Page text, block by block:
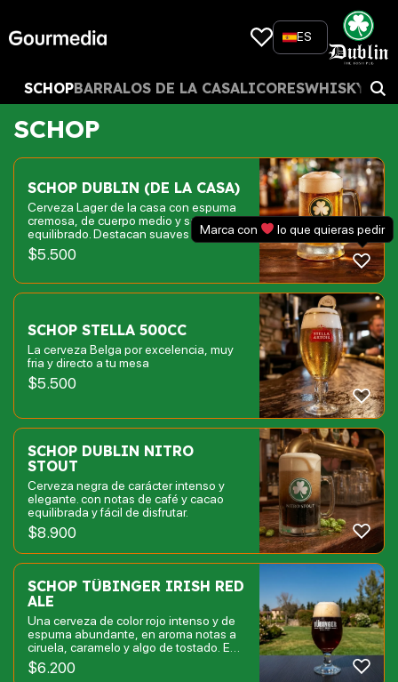
content
ES
SCHOPBARRALOS DE LA CASALICORESWHISKY Y
SCHOP
SCHOP DUBLIN (DE LA CASA)
Cerveza Lager de la casa con espuma
cremosa, de cuerpo medio y sabor
equilibrado. Destacan suaves notas a
caramelos y malta tostada, con un final
refrescante.
$5.500
SCHOP STELLA 500CC
La cerveza Belga por excelencia, muy
fria y directo a tu mesa
$5.500
SCHOP DUBLIN NITRO
STOUT
Cerveza negra de carácter intenso y
elegante. con notas de café y cacao
equilibrada y fácil de disfrutar.
$8.900
SCHOP TÜBINGER IRISH RED
ALE
Una cerveza de color rojo intenso y de
espuma abundante, en aroma notas a
ciruela, caramelo y algo de tostado. En
boca, amargor moderado de carácter
herbal.
$6.200
Marca con lo que quieras pedir